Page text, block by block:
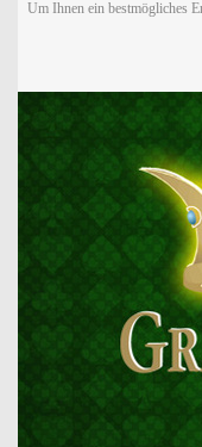
Um Ihnen ein bestmögliches